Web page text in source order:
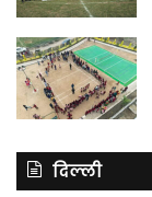
दिल्ली